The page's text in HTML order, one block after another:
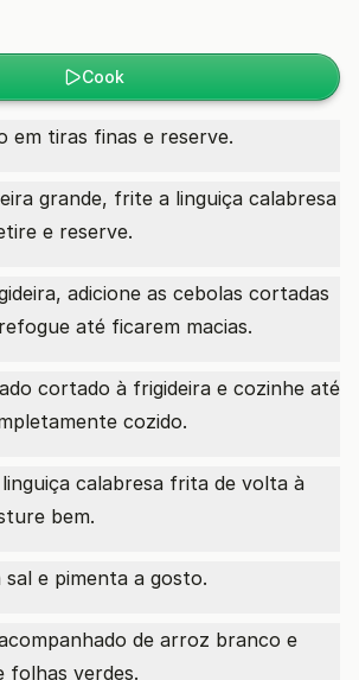
Cook
em tiras finas e reserve.
grande, frite a linguiça calabresa
e reserve.
adicione as cebolas cortadas
até ficarem macias.
cortado à frigideira e cozinhe até
cozido.
calabresa frita de volta à
bem.
sal e pimenta a gosto.
de arroz branco e
folhas verdes.